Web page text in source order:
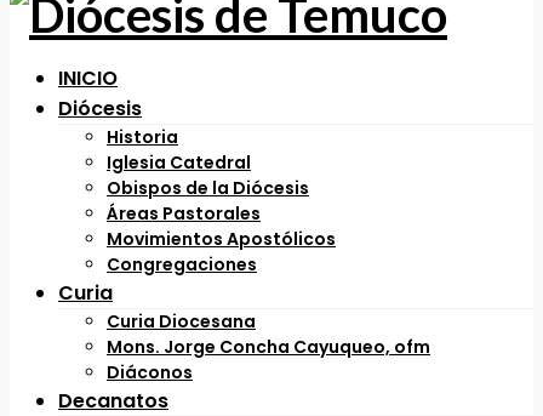
INICIO
Diócesis
Historia
Iglesia Catedral
Obispos de la Diócesis
Áreas Pastorales
Movimientos Apostólicos
Congregaciones
Curia
Curia Diocesana
Mons. Jorge Concha Cayuqueo, ofm
Diáconos
Decanatos